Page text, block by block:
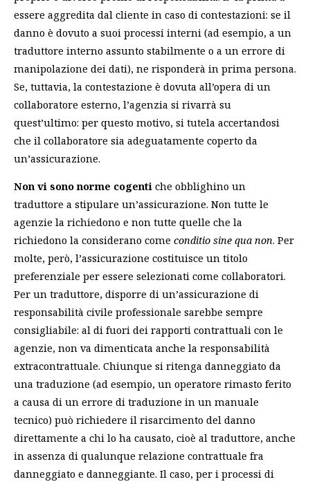
essere aggredita dal cliente in caso di contestazioni: se il
danno è dovuto a suoi processi interni (ad esempio, a un
traduttore interno assunto stabilmente o a un errore di
manipolazione dei dati), ne risponderà in prima persona.
Se, tuttavia, la contestazione è dovuta all’opera di un
collaboratore esterno, l’agenzia si rivarrà su
quest’ultimo: per questo motivo, si tutela accertandosi
che il collaboratore sia adeguatamente coperto da
un’assicurazione.
Non vi sono norme cogenti che obblighino un
traduttore a stipulare un’assicurazione. Non tutte le
agenzie la richiedono e non tutte quelle che la
richiedono la considerano come conditio sine qua non. Per
molte, però, l’assicurazione costituisce un titolo
preferenziale per essere selezionati come collaboratori.
Per un traduttore, disporre di un’assicurazione di
responsabilità civile professionale sarebbe sempre
consigliabile: al di fuori dei rapporti contrattuali con le
agenzie, non va dimenticata anche la responsabilità
extracontrattuale. Chiunque si ritenga danneggiato da
una traduzione (ad esempio, un operatore rimasto ferito
a causa di un errore di traduzione in un manuale
tecnico) può richiedere il risarcimento del danno
direttamente a chi lo ha causato, cioè al traduttore, anche
in assenza di qualunque relazione contrattuale fra
danneggiato e danneggiante. Il caso, per i processi di